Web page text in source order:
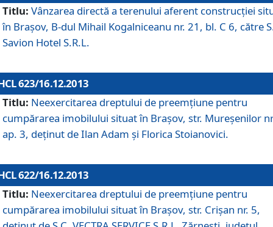
Titlu: Vânzarea directă a terenului aferent construcţiei
în Braşov, B-dul Mihail Kogalniceanu nr. 21, bl. C 6, către
Savion Hotel S.R.L.
623/16.12.2013
Titlu: Neexercitarea dreptului de preemţiune pentru
cumpărarea imobilului situat în Braşov, str. Mureşenilor
ap. 3, deţinut de Ilan Adam şi Florica Stoianovici.
622/16.12.2013
Titlu: Neexercitarea dreptului de preemţiune pentru
cumpărarea imobilului situat în Braşov, str. Crişan nr. 5,